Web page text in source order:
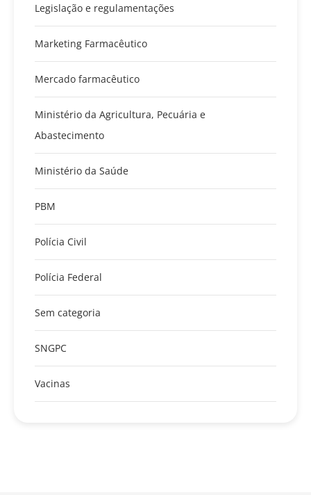
Legislação e regulamentações
Marketing Farmacêutico
Mercado farmacêutico
Ministério da Agricultura, Pecuária e
Abastecimento
Ministério da Saúde
PBM
Polícia Civil
Polícia Federal
Sem categoria
SNGPC
Vacinas